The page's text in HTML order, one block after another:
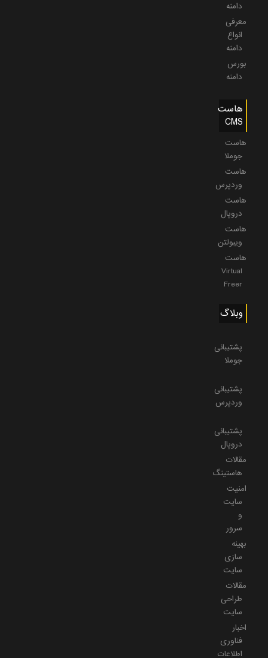
دامنه
معرفی
انواع
دامنه
بورس
دامنه
هاست
CMS
هاست
جوملا
هاست
وردپرس
هاست
دروپال
هاست
ویبولتن
هاست
Virtual
Freer
وبلاگ
پشتیبانی
جوملا
پشتیبانی
وردپرس
پشتیبانی
دروپال
مقالات
هاستینگ
امنیت
سایت
و
سرور
بهینه
سازی
سایت
مقالات
طراحی
سایت
اخبار
فناوری
اطلاعات